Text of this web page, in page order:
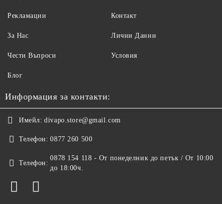
Рекламации
За Нас
Чести Въпроси
Контакт
Лични Данни
Условия
Блог
Информация за контакти:
Имейл: divapo.store@gmail.com
Телефон: 0877 260 500
Телефон:
0878 154 118 - От понеделник до петък / От 10:00
до 18:00ч.